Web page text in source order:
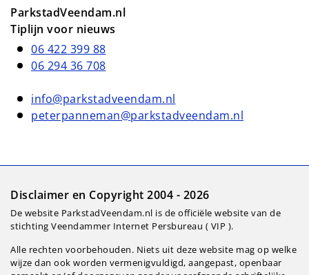
ParkstadVeendam.nl
Tiplijn voor nieuws
06 422 399 88
06 294 36 708
info@parkstadveendam.nl
peterpanneman@parkstadveendam.nl
Disclaimer en Copyright 2004 - 2026
De website ParkstadVeendam.nl is de officiële website van de
stichting Veendammer Internet Persbureau ( VIP ).
Alle rechten voorbehouden. Niets uit deze website mag op welke
wijze dan ook worden vermenigvuldigd, aangepast, openbaar